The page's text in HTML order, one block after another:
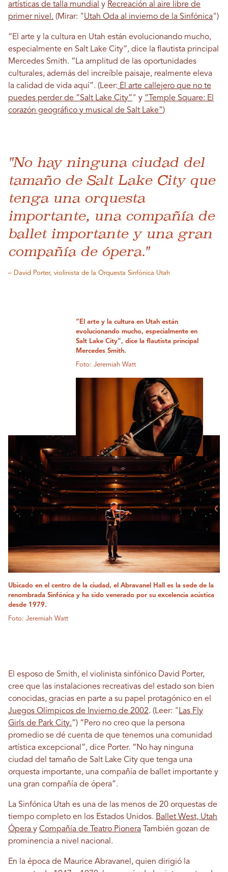
artísticas de talla mundial y Recreación al aire libre de
primer nivel. (Mirar: "Utah Oda al invierno de la Sinfónica")
“El arte y la cultura en Utah están evolucionando mucho,
especialmente en Salt Lake City”, dice la flautista principal
Mercedes Smith. “La amplitud de las oportunidades
culturales, además del increíble paisaje, realmente eleva
la calidad de vida aquí”. (Leer: El arte callejero que no te
puedes perder de “Salt Lake City” " y “Temple Square: El
corazón geográfico y musical de Salt Lake”)
"No hay ninguna ciudad del
tamaño de Salt Lake City que
tenga una orquesta
importante, una compañía de
ballet importante y una gran
compañía de ópera."
– David Porter, violinista de la Orquesta Sinfónica Utah
“El arte y la cultura en Utah están
evolucionando mucho, especialmente en
Salt Lake City”, dice la flautista principal
Mercedes Smith.
Foto: Jeremiah Watt
Ubicado en el centro de la ciudad, el Abravanel Hall es la sede de la
renombrada Sinfónica y ha sido venerado por su excelencia acústica
desde 1979.
Foto: Jeremiah Watt
El esposo de Smith, el violinista sinfónico David Porter,
cree que las instalaciones recreativas del estado son bien
conocidas, gracias en parte a su papel protagónico en el
Juegos Olímpicos de Invierno de 2002. (Leer: " Las Fly
Girls de Park City.”) “Pero no creo que la persona
promedio se dé cuenta de que tenemos una comunidad
artística excepcional”, dice Porter. “No hay ninguna
ciudad del tamaño de Salt Lake City que tenga una
orquesta importante, una compañía de ballet importante y
una gran compañía de ópera”.
La Sinfónica Utah es una de las menos de 20 orquestas de
tiempo completo en los Estados Unidos. Ballet West, Utah
Ópera y Compañía de Teatro Pionera También gozan de
prominencia a nivel nacional.
En la época de Maurice Abravanel, quien dirigió la